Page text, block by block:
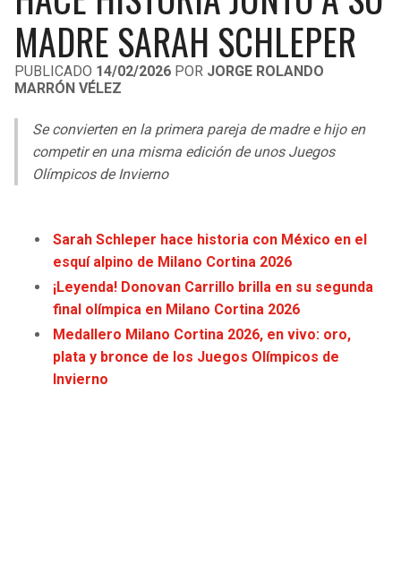
LIGA DE EXPANSIÓN MX
LEAGUES CUP
UEFA EUROPA LEAGUE
UEFA CONFERENCE LEAGUE
MLS
COPA LIBERTADORES
COPA SUDAMERICANA
OTRAS LIGAS
MADRE SARAH SCHLEPER
PUBLICADO 14/02/2026 POR JORGE ROLANDO
MARRÓN VÉLEZ
Se convierten en la primera pareja de madre e hijo en
competir en una misma edición de unos Juegos
Olímpicos de Invierno
Sarah Schleper hace historia con México en el
esquí alpino de Milano Cortina 2026
¡Leyenda! Donovan Carrillo brilla en su segunda
final olímpica en Milano Cortina 2026
Medallero Milano Cortina 2026, en vivo: oro,
plata y bronce de los Juegos Olímpicos de
Invierno